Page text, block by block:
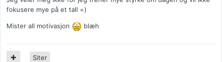
fokusere mye på et tall =)
Mister all motivasjon blæh
Siter